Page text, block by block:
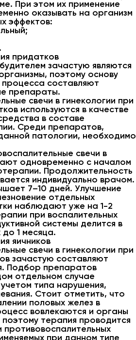
При этом их применение
оказывать на организм
эффектов:
придатков
зачастую являются
поэтому основу
составляют
препараты.
свечи в гинекологии при
используются в качестве
в составе
Среди препаратов,
патологии, необходимо
свечи в
одновременно с началом
Продолжительность
индивидуально врачом.
7–10 дней. Улучшение
отдельных
наблюдают уже на 1-2
при воспалительных
системы делится в
до 1 месяца.
яичников
свечи в гинекологии при
зачастую составляют
Подбор препаратов
отдельном случае
типа нарушения,
Стоит отметить, что
половых желез в
вовлекаются и органы
терапия проводится
при данном типе